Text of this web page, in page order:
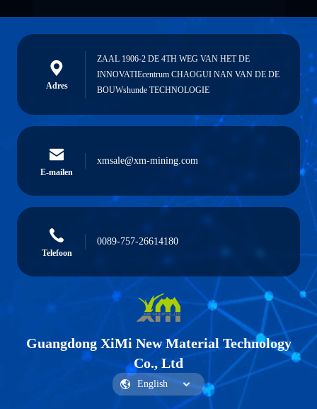
Adres
ZAAL 1906-2 DE 4TH WEG VAN HET DE
INNOVATIEcentrum CHAOGUI NAN VAN DE DE
BOUWshunde TECHNOLOGIE
E-mailen
xmsale@xm-mining.com
Telefoon
0089-757-26614180
Guangdong XiMi New Material Technology
Co., Ltd